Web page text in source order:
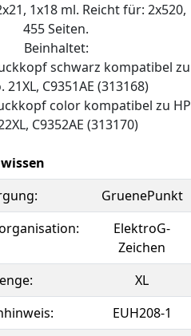
1x18 ml. Reicht für: 2x520,
455 Seiten.
Beinhaltet:
schwarz kompatibel zu
21XL, C9351AE (313168)
color kompatibel zu HP
C9352AE (313170)
GruenePunkt
ElektroG-
Zeichen
XL
EUH208-1